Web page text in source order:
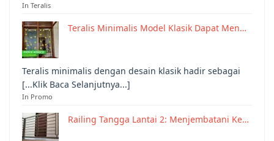
In Teralis
Teralis Minimalis Model Klasik Dapat Men…
Teralis minimalis dengan desain klasik hadir sebagai
[...Klik Baca Selanjutnya...]
In Promo
Railing Tangga Lantai 2: Menjembatani Ke…